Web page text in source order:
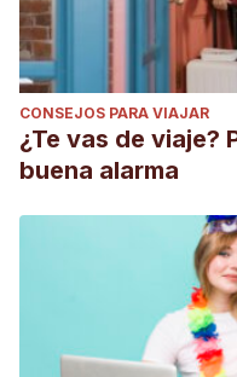
CONSEJOS PARA VIAJAR
¿Te vas de viaje?
buena alarma